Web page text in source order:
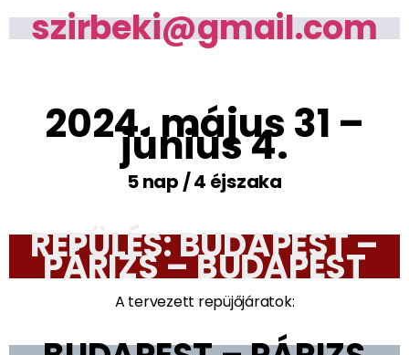
szirbeki@gmail.com
2024. május 31 –
június 4.
5 nap / 4 éjszaka
REPÜLÉS: BUDAPEST –
PÁRIZS – BUDAPEST
A tervezett repüjőjáratok: